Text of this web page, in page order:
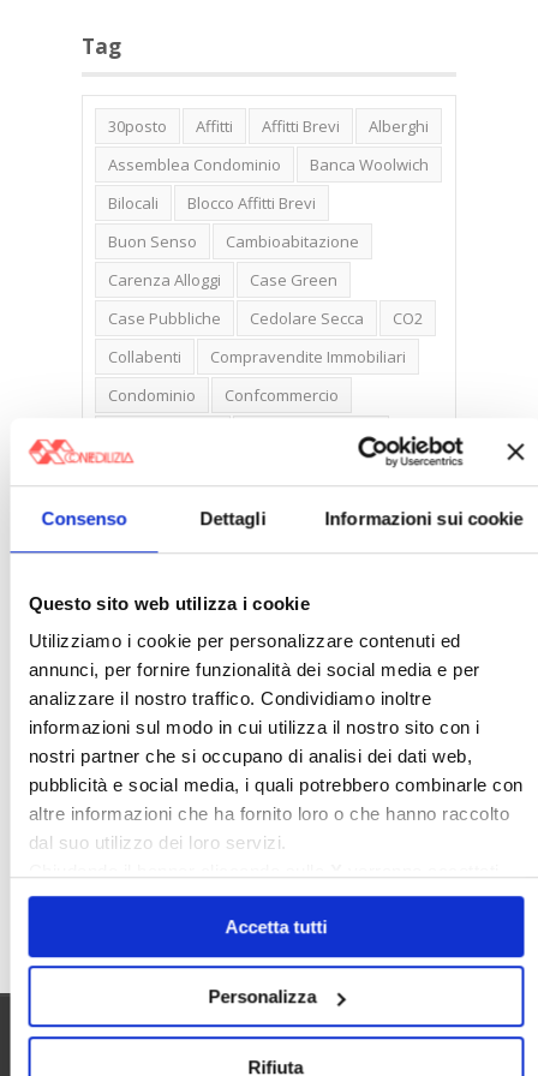
Consenso Dettagli Informazioni sui cookie
Questo sito web utilizza i cookie
Utilizziamo i cookie per personalizzare contenuti ed
annunci, per fornire funzionalità dei social media e per
analizzare il nostro traffico. Condividiamo inoltre
informazioni sul modo in cui utilizza il nostro sito con i
nostri partner che si occupano di analisi dei dati web,
pubblicità e social media, i quali potrebbero combinarle con
altre informazioni che ha fornito loro o che hanno raccolto
dal suo utilizzo dei loro servizi.
solo i cookie necessari.
Accetta tutti
Personalizza
Rifiuta
Tag
30posto Affitti Affitti Brevi
Alberghi
Assemblea Condominio
Banca Woolwich
Bilocali
Blocco Affitti Brevi
Buon Senso
Cambioabitazione
Carenza Alloggi
Case Green
Case Pubbliche
Cedolare Secca
CO2
Collabenti
Compravendite Immobiliari
Condominio
Confcommercio
Detrazioni Edilizie
Firenze
Gabetti Spa
Green Deal
Green Party
Ideologia Green
Irregolarità Formali
Prima Casa
Proprietari Casa
Rendite Catastali
Rivoluzioneliberale
Sunia
Trasferimenti
Treviso
Valore Case